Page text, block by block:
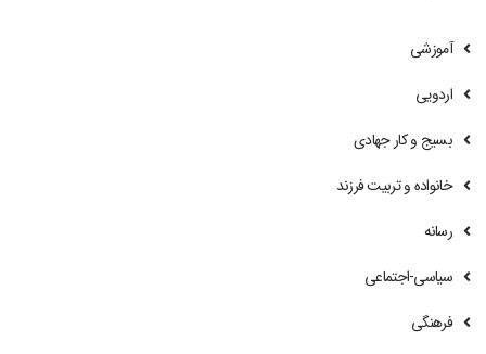
آموزشی
اردویی
بسیج و کار جهادی
خانواده و تربیت فرزند
رسانه
سیاسی-اجتماعی
فرهنگی